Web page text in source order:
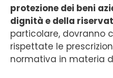
protezione dei beni
dignità e della
particolare, dovranno
rispettate le
normativa in materia